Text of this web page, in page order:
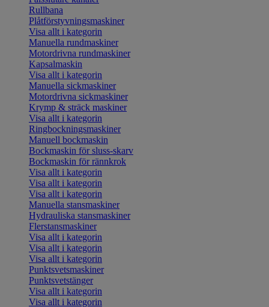
Rullbana
Plåtförstyvningsmaskiner
Visa allt i kategorin
Manuella rundmaskiner
Motordrivna rundmaskiner
Kapsalmaskin
Visa allt i kategorin
Manuella sickmaskiner
Motordrivna sickmaskiner
Krymp & sträck maskiner
Visa allt i kategorin
Ringbockningsmaskiner
Manuell bockmaskin
Bockmaskin för sluss-skarv
Bockmaskin för rännkrok
Visa allt i kategorin
Visa allt i kategorin
Visa allt i kategorin
Manuella stansmaskiner
Hydrauliska stansmaskiner
Flerstansmaskiner
Visa allt i kategorin
Visa allt i kategorin
Visa allt i kategorin
Punktsvetsmaskiner
Punktsvetstänger
Visa allt i kategorin
Visa allt i kategorin